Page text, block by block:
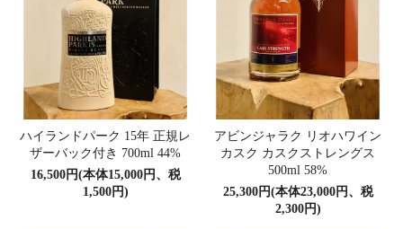
ハイランドパーク 15年 正規レ
ザーバック付き 700ml 44%
16,500円(本体15,000円、税
1,500円)
アビンジャラク リオハワイン
カスク カスクストレングス
500ml 58%
25,300円(本体23,000円、税
2,300円)